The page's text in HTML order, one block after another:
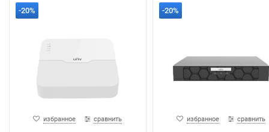
-20%
избранное сравнить
-20%
избранное сравнить